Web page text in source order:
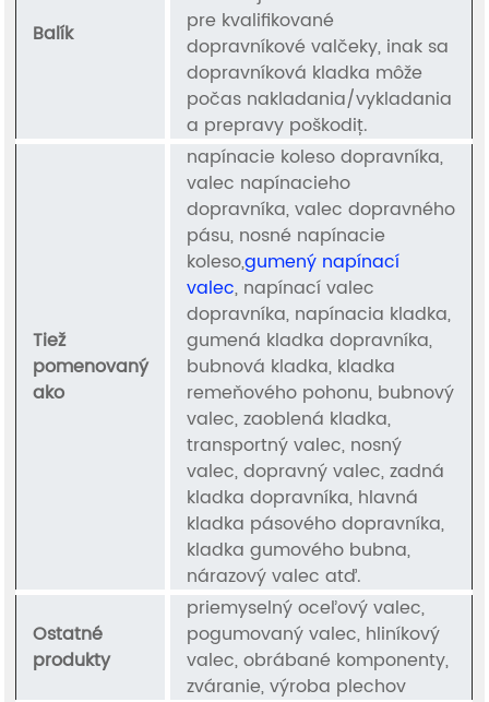
Balík
pre kvalifikované
dopravníkové valčeky, inak sa
dopravníková kladka môže
počas nakladania/vykladania
a prepravy poškodiť.
Tiež
pomenovaný
ako
napínacie koleso dopravníka,
valec napínacieho
dopravníka, valec dopravného
pásu, nosné napínacie
koleso,gumený napínací
valec, napínací valec
dopravníka, napínacia kladka,
gumená kladka dopravníka,
bubnová kladka, kladka
remeňového pohonu, bubnový
valec, zaoblená kladka,
transportný valec, nosný
valec, dopravný valec, zadná
kladka dopravníka, hlavná
kladka pásového dopravníka,
kladka gumového bubna,
nárazový valec atď.
Ostatné
produkty
priemyselný oceľový valec,
pogumovaný valec, hliníkový
valec, obrábané komponenty,
zváranie, výroba plechov